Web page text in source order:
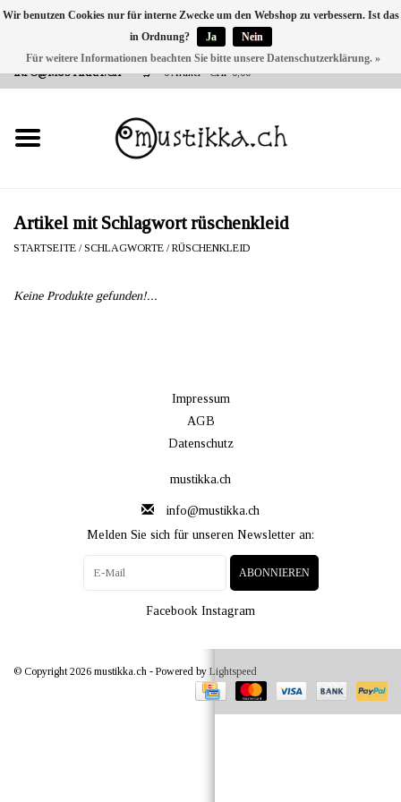
VERSANDKOSTEN 0 CHF INNERHALB CH | INT. VERSAND ÜBER
INFO@MUSTIKKA.CH
0 Artikel - CHF 0,00
NEU BEI UNS
SHOP - A PIECE OF
FINLAND FOR YOU
Artikel mit Schlagwort rüschenkleid
STARTSEITE /SCHLAGWORTE /RÜSCHENKLEID
Keine Produkte gefunden!...
Impressum
AGB
Datenschutz
mustikka.ch
info@mustikka.ch
Melden Sie sich für unseren Newsletter an:
ABONNIEREN
Facebook Instagram
© Copyright 2026 mustikka.ch - Powered by Lightspeed
Wir benutzen Cookies nur für interne Zwecke um den Webshop zu verbessern. Ist das
in Ordnung?
Ja
Nein
Für weitere Informationen beachten Sie bitte unsere Datenschutzerklärung. »